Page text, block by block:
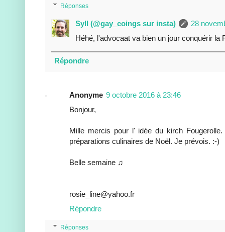
Réponses
Syll (@gay_coings sur insta)
28
Héhé, l'advocaat va bien un jour conquérir la
Répondre
Anonyme 9 octobre 2016 à 23:46
Bonjour,
Mille mercis pour l' idée du kirch
préparations culinaires de Noël. Je prévois. :-)
Belle semaine ♫
rosie_line@yahoo.fr
Répondre
Réponses